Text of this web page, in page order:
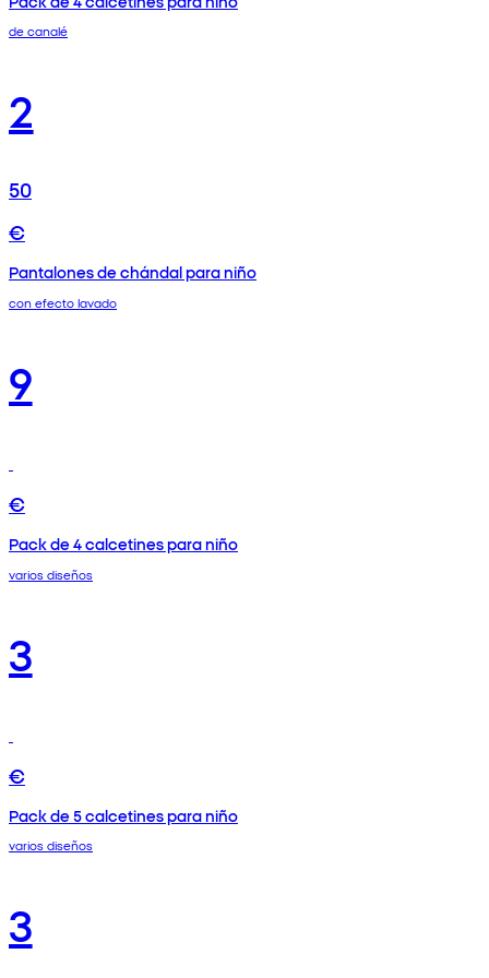
de canalé
2
50
€
Pantalones de chándal para niño
con efecto lavado
9
€
Pack de 4 calcetines para niño
varios diseños
3
€
Pack de 5 calcetines para niño
varios diseños
3